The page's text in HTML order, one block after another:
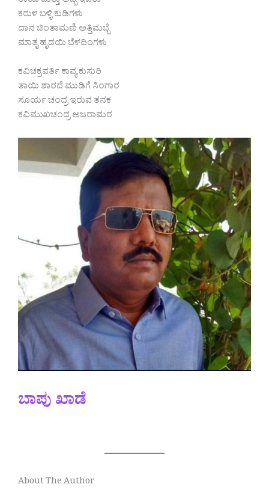
ಕರುಳ ಬಳ್ಳಿ ಕುಡಿಗಳು
ದಾನ ಚಿಂತಾಮಣಿ ಅತ್ತಿಮಬ್ಬೆ
ಮಾತೃ ಹೃದಯಿ ಬೆಳದಿಂಗಳು
ಕವಿಚಕ್ರವರ್ತಿ ಕಾವ್ಯ ಕುಸುರಿ
ತಾಯಿ ಶಾರದೆ ಮುಡಿಗೆ ಸಿಂಗಾರ
ಸೂರ್ಯ ಚಂದ್ರ ಇರುವ ತನಕ
ಕವಿಮುಖಚಂದ್ರ ಅಜರಾಮರ
ಬಾಪು ಖಾಡೆ
About The Author